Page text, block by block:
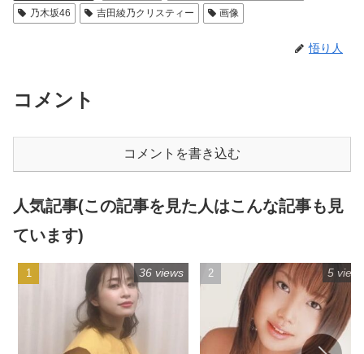
乃木坂46
吉田綾乃クリスティー 画像
悟り人
コメント
コメントを書き込む
人気記事(この記事を見た人はこんな記事も見
ています)
36 views 5